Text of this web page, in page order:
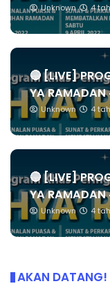
Unknown 4
🔴 [LIVE]
YA
Unknown 4
🔴 [LIVE]
YA
Unknown 4
AKAN DATANG!